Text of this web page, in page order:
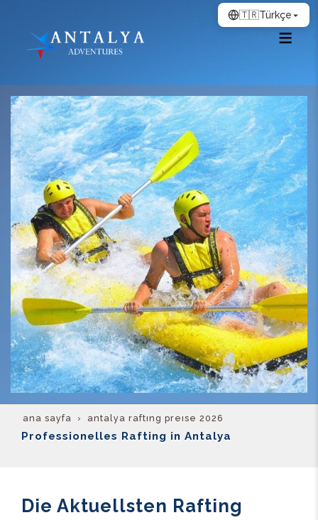
ana sayfa antalya rafting preise 2026
Professionelles Rafting in Antalya
Die Aktuellsten Rafting
🇹🇷Türkçe